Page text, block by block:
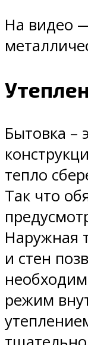
На видео
Бытовка –
тепло
Так что
Наружная
и стен
режим